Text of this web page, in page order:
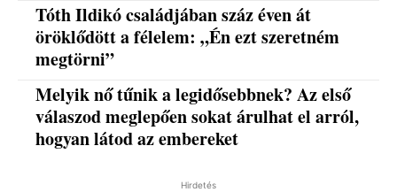
Tóth Ildikó családjában száz éven át
öröklődött a félelem: „Én ezt szeretném
megtörni”
Melyik nő tűnik a legidősebbnek? Az első
válaszod meglepően sokat árulhat el arról,
hogyan látod az embereket
Hirdetés